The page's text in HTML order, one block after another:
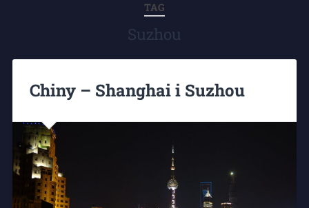
TAG
Suzhou
Chiny – Shanghai i Suzhou